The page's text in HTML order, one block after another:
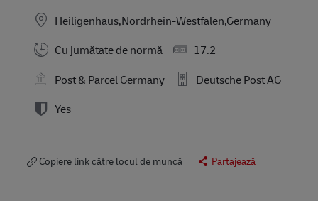
Heiligenhaus,Nordrhein-Westfalen,Germany
Cu jumătate de normă
17.2
Post & Parcel Germany
Deutsche Post AG
Yes
Copiere link către locul de muncă Partajează